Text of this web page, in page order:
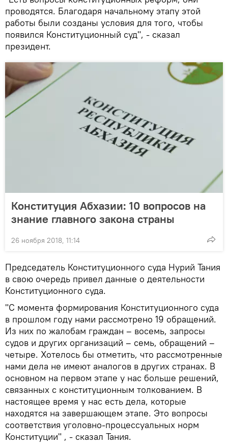
проводятся. Благодаря начальному этапу этой
работы были созданы условия для того, чтобы
появился Конституционный суд", - сказал
президент.
Конституция Абхазии: 10 вопросов на
знание главного закона страны
26 ноября 2018, 11:14
Председатель Конституционного суда Нурий Тания
в свою очередь привел данные о деятельности
Конституционного суда.
"С момента формирования Конституционного суда
в прошлом году нами рассмотрено 19 обращений.
Из них по жалобам граждан – восемь, запросы
судов и других организаций – семь, обращений –
четыре. Хотелось бы отметить, что рассмотренные
нами дела не имеют аналогов в других странах. В
основном на первом этапе у нас больше решений,
связанных с конституционным толкованием. В
настоящее время у нас есть дела, которые
находятся на завершающем этапе. Это вопросы
соответствия уголовно-процессуальных норм
Конституции" , - сказал Тания.